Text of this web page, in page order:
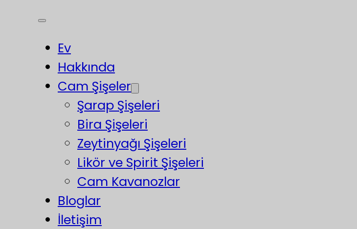
Ev
Hakkında
Cam Şişeler
Şarap Şişeleri
Bira Şişeleri
Zeytinyağı Şişeleri
Likör ve Spirit Şişeleri
Cam Kavanozlar
Bloglar
İletişim